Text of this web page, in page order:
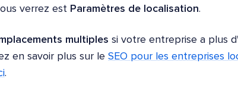
verrez est Paramètres de localisation.
multiples si votre entreprise a plus
en savoir plus sur le SEO pour les entreprises
.